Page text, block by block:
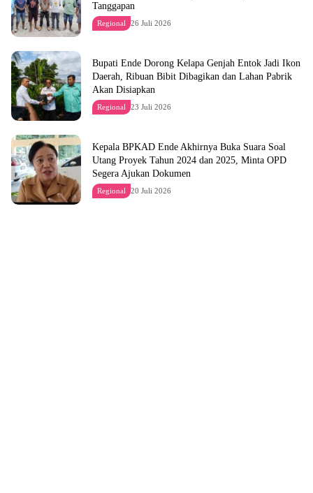
Tanggapan
Regional 26 Juli 2026
Bupati Ende Dorong Kelapa Genjah Entok Jadi Ikon
Daerah, Ribuan Bibit Dibagikan dan Lahan Pabrik
Akan Disiapkan
Regional 23 Juli 2026
Kepala BPKAD Ende Akhirnya Buka Suara Soal
Utang Proyek Tahun 2024 dan 2025, Minta OPD
Segera Ajukan Dokumen
Regional 20 Juli 2026